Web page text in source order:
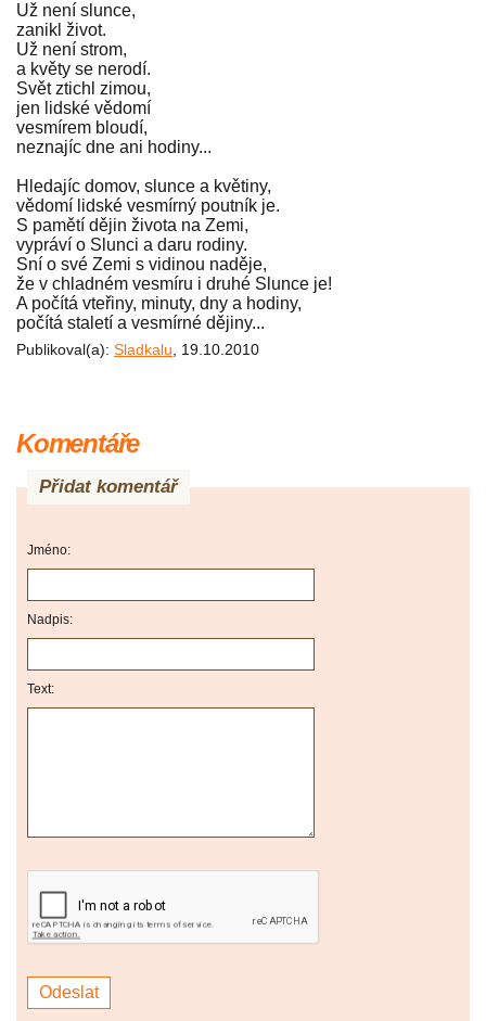
Už není slunce,
zanikl život.
Už není strom,
a květy se nerodí.
Svět ztichl zimou,
jen lidské vědomí
vesmírem bloudí,
neznajíc dne ani hodiny...
Hledajíc domov, slunce a květiny,
vědomí lidské vesmírný poutník je.
S pamětí dějin života na Zemi,
vypráví o Slunci a daru rodiny.
Sní o své Zemi s vidinou naděje,
že v chladném vesmíru i druhé Slunce je!
A počítá vteřiny, minuty, dny a hodiny,
počítá staletí a vesmírné dějiny...
Publikoval(a): Sladkalu, 19.10.2010
Komentáře
Přidat komentář
Jméno:
Nadpis:
Text: